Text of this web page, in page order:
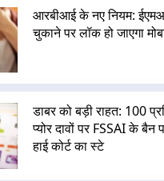
आरबीआई के नए नियम:
चुकाने पर लॉक हो जाएगा
डाबर को बड़ी राहत: 100
प्योर दावों पर FSSAI के बैन
हाई कोर्ट का स्टे